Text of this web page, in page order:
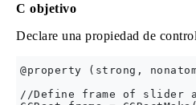
C objetivo
Declare una propiedad de
@property (strong,
//Define frame of slider